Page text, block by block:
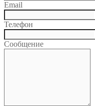
Email
Телефон
Сообщение